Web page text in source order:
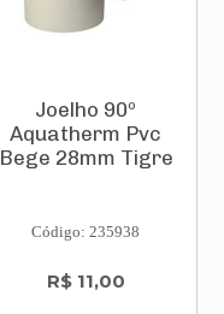
Joelho 90º
Aquatherm Pvc
Bege 28mm Tigre
Código: 235938
R$ 11,00